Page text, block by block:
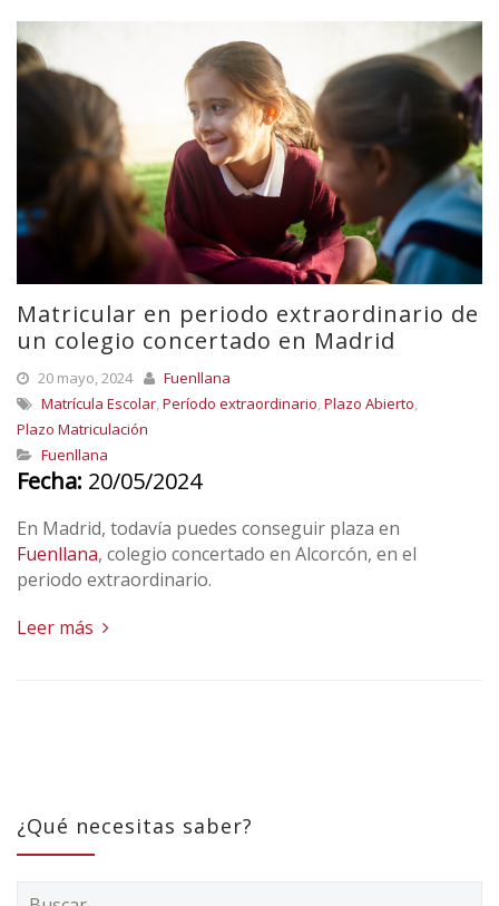
Matricular en periodo extraordinario de
un colegio concertado en Madrid
20 mayo, 2024
Fuenllana
Matrícula Escolar, Período extraordinario, Plazo Abierto,
Plazo Matriculación
Fuenllana
Fecha: 20/05/2024
En Madrid, todavía puedes conseguir plaza en
Fuenllana, colegio concertado en Alcorcón, en el
periodo extraordinario.
Leer más
¿Qué necesitas saber?
Buscar: